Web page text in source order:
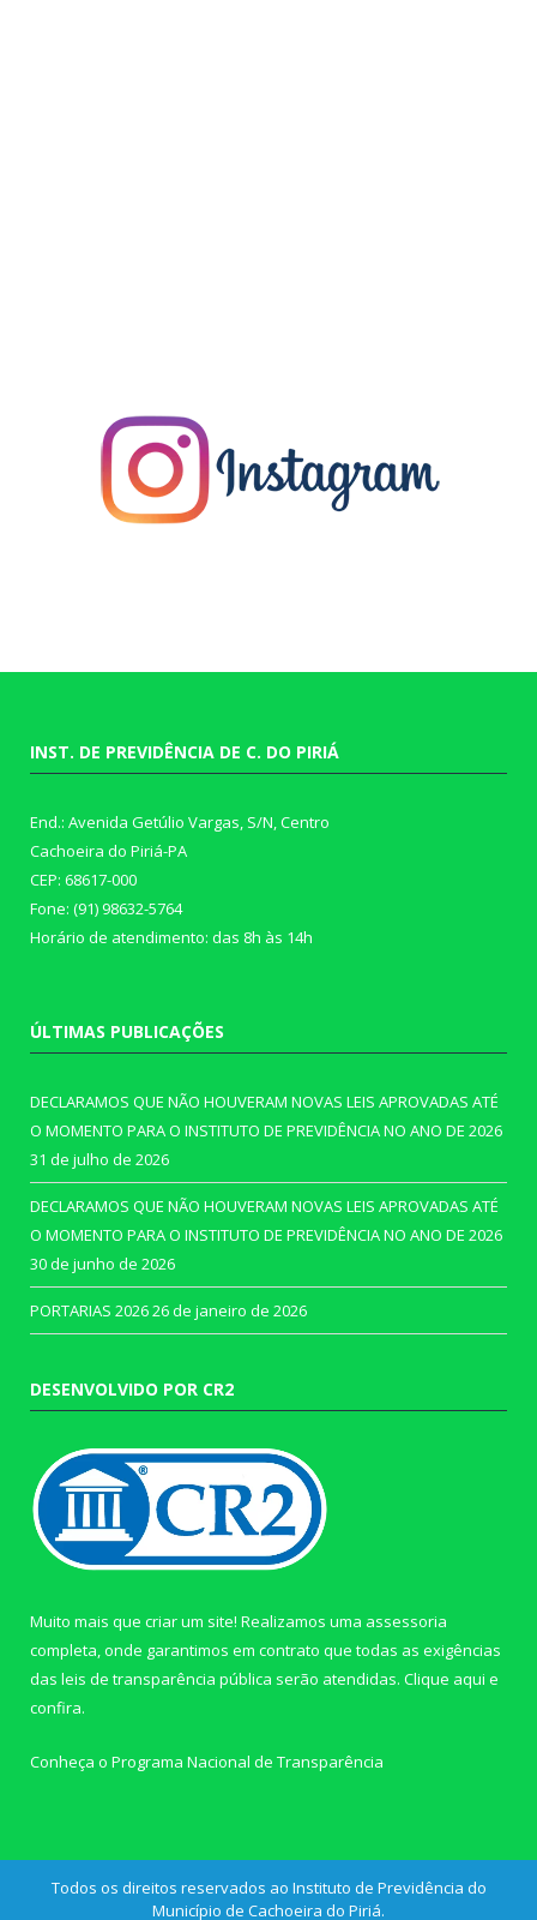
INST. DE PREVIDÊNCIA DE C. DO PIRIÁ
End.: Avenida Getúlio Vargas, S/N, Centro
Cachoeira do Piriá-PA
CEP: 68617-000
Fone: (91) 98632-5764
Horário de atendimento: das 8h às 14h
ÚLTIMAS PUBLICAÇÕES
DECLARAMOS QUE NÃO HOUVERAM NOVAS LEIS APROVADAS ATÉ
O MOMENTO PARA O INSTITUTO DE PREVIDÊNCIA NO ANO DE 2026
31 de julho de 2026
DECLARAMOS QUE NÃO HOUVERAM NOVAS LEIS APROVADAS ATÉ
O MOMENTO PARA O INSTITUTO DE PREVIDÊNCIA NO ANO DE 2026
30 de junho de 2026
PORTARIAS 202626 de janeiro de 2026
DESENVOLVIDO POR CR2
Muito mais que criar um site! Realizamos uma assessoria
completa, onde garantimos em contrato que todas as exigências
das leis de transparência pública serão atendidas. Clique aqui e
confira.
Conheça o Programa Nacional de Transparência
Todos os direitos reservados ao Instituto de Previdência do
Município de Cachoeira do Piriá.